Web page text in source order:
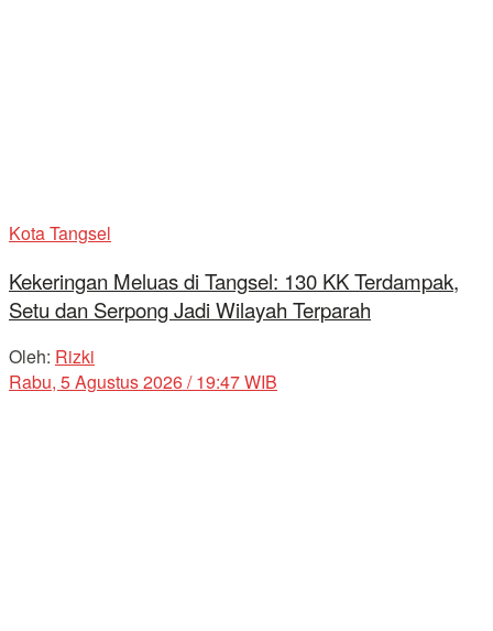
Kota Tangsel
Kekeringan Meluas di Tangsel: 130 KK Terdampak,
Setu dan Serpong Jadi Wilayah Terparah
Oleh: Rizki
Rabu, 5 Agustus 2026 / 19:47 WIB